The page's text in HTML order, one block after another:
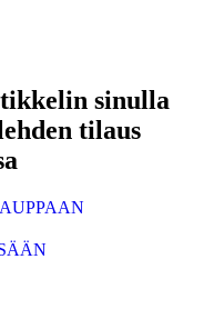
sinulla
tilaus